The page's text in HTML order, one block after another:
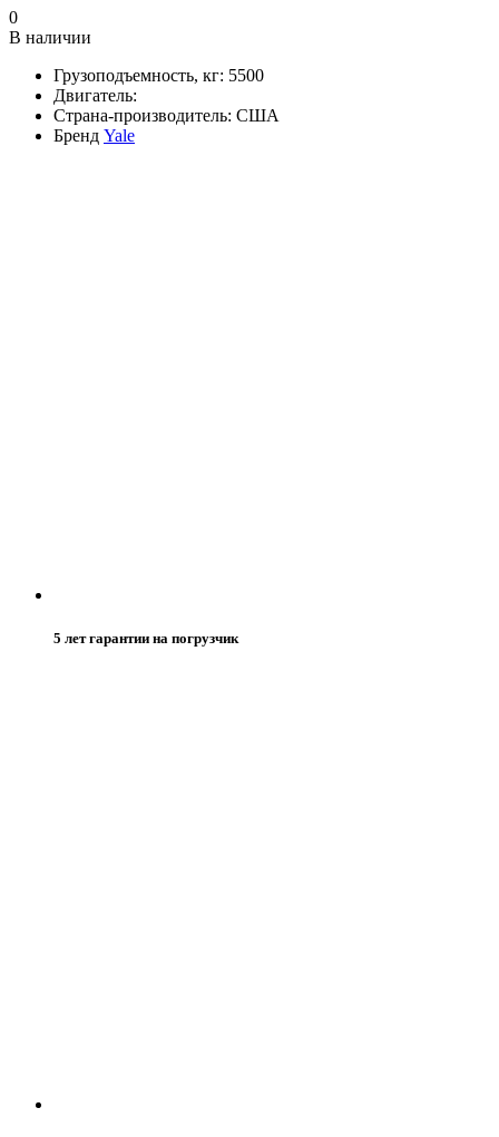
0
В наличии
Грузоподъемность, кг: 5500
Двигатель:
Страна-производитель: США
Бренд Yale
5 лет гарантии на погрузчик